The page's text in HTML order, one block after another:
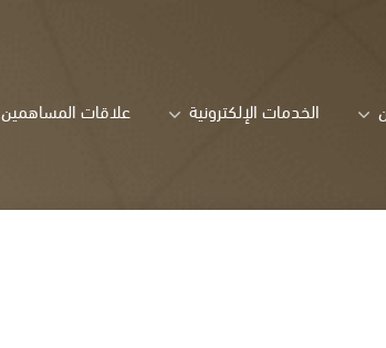
الخدمات الإلكترونية علاقات المساهمين